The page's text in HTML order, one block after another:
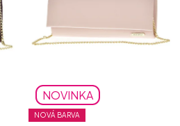
NOVINKA
NOVÁ BARVA